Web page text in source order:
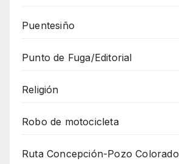
Puentesiño
Punto de Fuga/Editorial
Religión
Robo de motocicleta
Ruta Concepción-Pozo Colorado